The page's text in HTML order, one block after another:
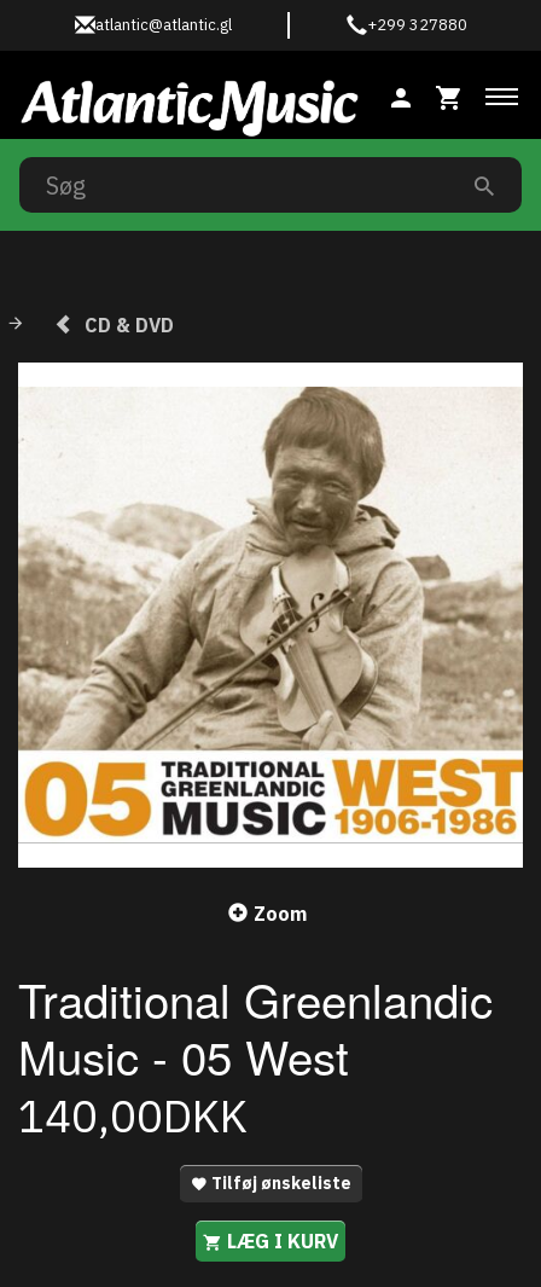
atlantic@atlantic.gl +299 327880
CD & DVD
Zoom
Traditional Greenlandic
Music - 05 West
140,00DKK
Tilføj ønskeliste
LÆG I KURV